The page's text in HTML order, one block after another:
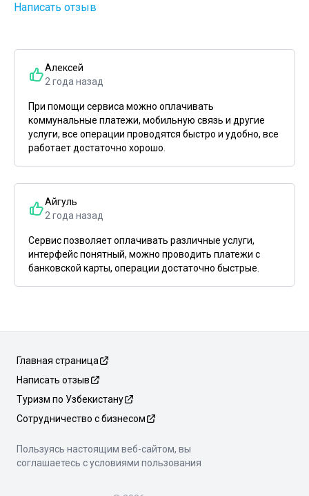
Написать отзыв
Алексей
2 года назад
При помощи сервиса можно оплачивать
коммунальные платежи, мобильную связь и другие
услуги, все операции проводятся быстро и удобно, все
работает достаточно хорошо.
Айгуль
2 года назад
Сервис позволяет оплачивать различные услуги,
интерфейс понятный, можно проводить платежи с
банковской карты, операции достаточно быстрые.
Главная страница
Написать отзыв
Туризм по Узбекистану
Сотрудничество с бизнесом
Пользуясь настоящим веб-сайтом, вы
соглашаетесь с условиями пользования